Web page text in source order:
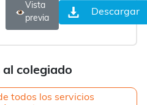
al colegiado
todos los servicios
Vista
previa
Descargar